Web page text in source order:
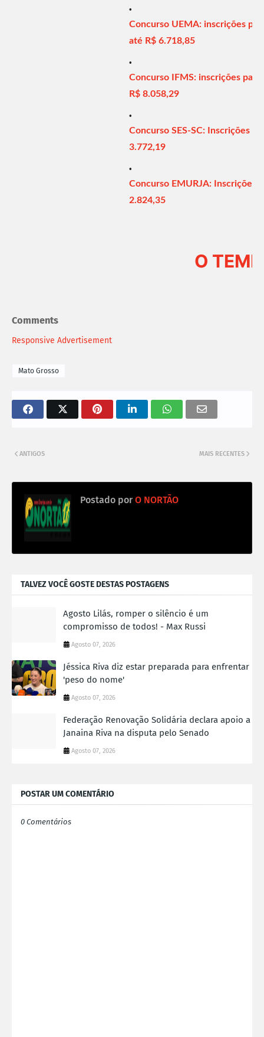
Concurso UEMA: inscrições
até R$ 6.718,85
Concurso IFMS: inscrições
R$ 8.058,29
Concurso SES-SC: Inscrições
3.772,19
Concurso EMURJA: Inscrições
2.824,35
O
Comments
Responsive Advertisement
Mato Grosso
MAIS RECENTES
ANTIGOS
Postado por O NORTÃO
TALVEZ VOCÊ GOSTE DESTAS POSTAGENS
Agosto Lilás, romper o silêncio é um
compromisso de todos! - Max Russi
Agosto 07, 2026
Jéssica Riva diz estar preparada para enfrentar
'peso do nome'
Agosto 07, 2026
Federação Renovação Solidária declara apoio a
Janaina Riva na disputa pelo Senado
Agosto 07, 2026
POSTAR UM COMENTÁRIO
0 Comentários